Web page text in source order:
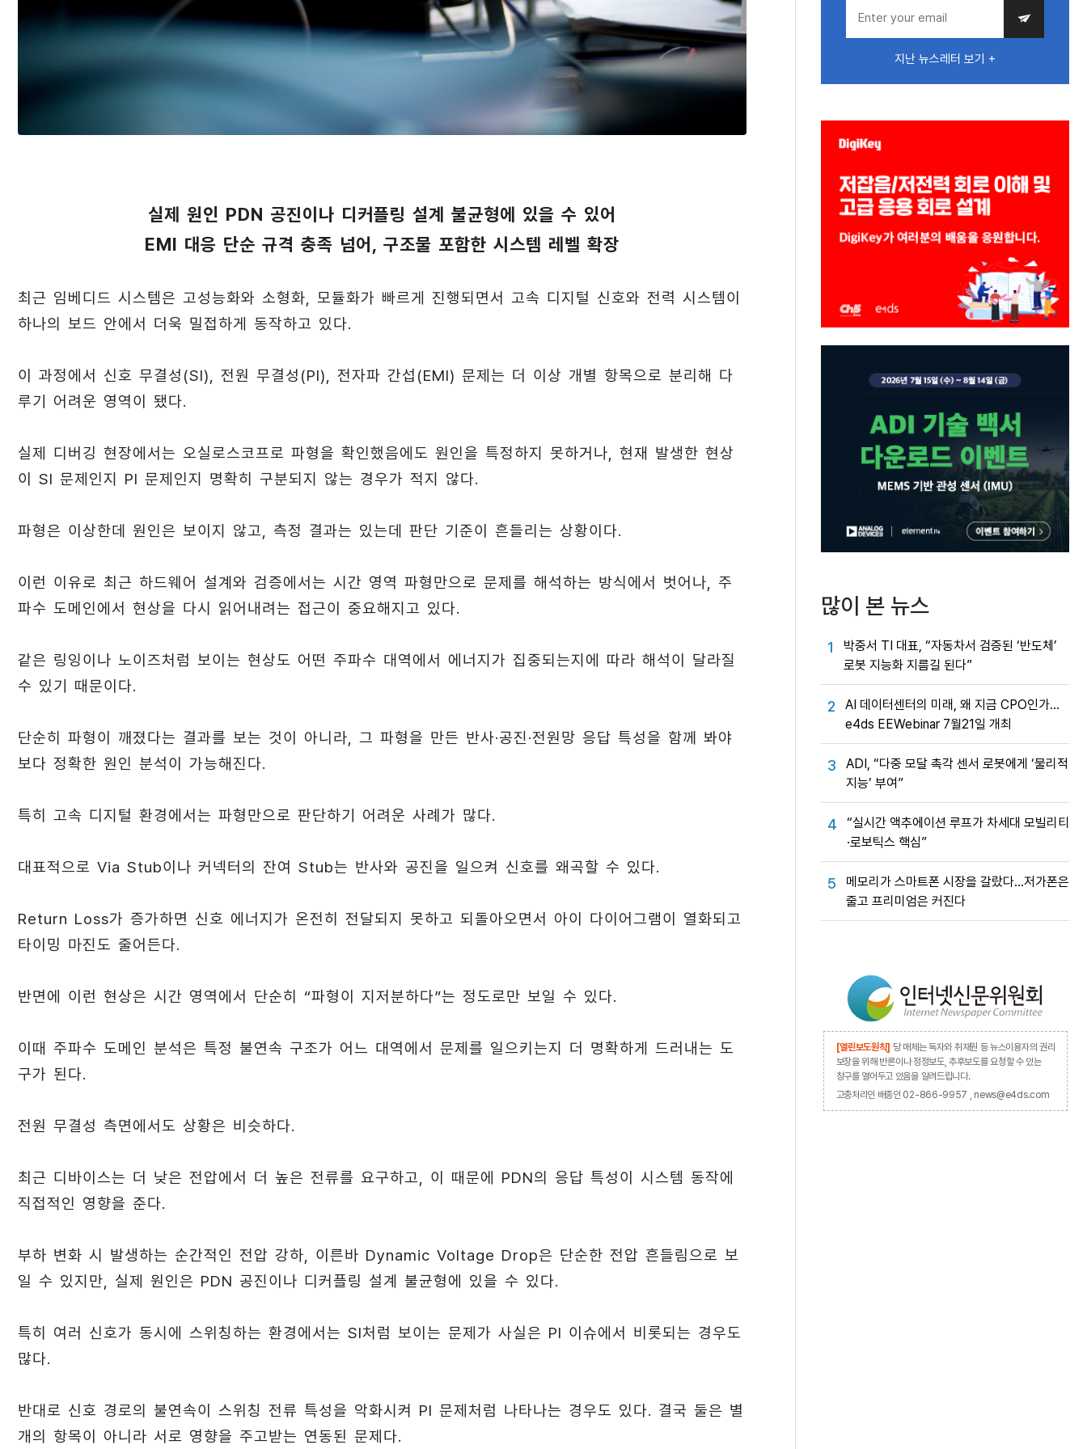
실제 원인 PDN 공진이나 디커플링 설계 불균형에 있을 수 있어
EMI 대응 단순 규격 충족 넘어, 구조물 포함한 시스템 레벨 확장
최근 임베디드 시스템은 고성능화와 소형화, 모듈화가 빠르게 진행되면서 고속 디지털 신호와 전력 시스템이
하나의 보드 안에서 더욱 밀접하게 동작하고 있다.
이 과정에서 신호 무결성(SI), 전원 무결성(PI), 전자파 간섭(EMI) 문제는 더 이상 개별 항목으로 분리해 다
루기 어려운 영역이 됐다.
실제 디버깅 현장에서는 오실로스코프로 파형을 확인했음에도 원인을 특정하지 못하거나, 현재 발생한 현상
이 SI 문제인지 PI 문제인지 명확히 구분되지 않는 경우가 적지 않다.
파형은 이상한데 원인은 보이지 않고, 측정 결과는 있는데 판단 기준이 흔들리는 상황이다.
이런 이유로 최근 하드웨어 설계와 검증에서는 시간 영역 파형만으로 문제를 해석하는 방식에서 벗어나, 주
파수 도메인에서 현상을 다시 읽어내려는 접근이 중요해지고 있다.
같은 링잉이나 노이즈처럼 보이는 현상도 어떤 주파수 대역에서 에너지가 집중되는지에 따라 해석이 달라질
수 있기 때문이다.
단순히 파형이 깨졌다는 결과를 보는 것이 아니라, 그 파형을 만든 반사·공진·전원망 응답 특성을 함께 봐야
보다 정확한 원인 분석이 가능해진다.
특히 고속 디지털 환경에서는 파형만으로 판단하기 어려운 사례가 많다.
대표적으로 Via Stub이나 커넥터의 잔여 Stub는 반사와 공진을 일으켜 신호를 왜곡할 수 있다.
Return Loss가 증가하면 신호 에너지가 온전히 전달되지 못하고 되돌아오면서 아이 다이어그램이 열화되고
타이밍 마진도 줄어든다.
반면에 이런 현상은 시간 영역에서 단순히 “파형이 지저분하다”는 정도로만 보일 수 있다.
이때 주파수 도메인 분석은 특정 불연속 구조가 어느 대역에서 문제를 일으키는지 더 명확하게 드러내는 도
구가 된다.
전원 무결성 측면에서도 상황은 비슷하다.
최근 디바이스는 더 낮은 전압에서 더 높은 전류를 요구하고, 이 때문에 PDN의 응답 특성이 시스템 동작에
직접적인 영향을 준다.
부하 변화 시 발생하는 순간적인 전압 강하, 이른바 Dynamic Voltage Drop은 단순한 전압 흔들림으로 보
일 수 있지만, 실제 원인은 PDN 공진이나 디커플링 설계 불균형에 있을 수 있다.
특히 여러 신호가 동시에 스위칭하는 환경에서는 SI처럼 보이는 문제가 사실은 PI 이슈에서 비롯되는 경우도
많다.
반대로 신호 경로의 불연속이 스위칭 전류 특성을 악화시켜 PI 문제처럼 나타나는 경우도 있다. 결국 둘은 별
개의 항목이 아니라 서로 영향을 주고받는 연동된 문제다.
지난 뉴스레터 보기 +
많이 본 뉴스
1
박중서 TI 대표, “자동차서 검증된 ‘반도체’
로봇 지능화 지름길 된다”
2
AI 데이터센터의 미래, 왜 지금 CPO인가…
e4ds EEWebinar 7월21일 개최
3
ADI, “다중 모달 촉각 센서 로봇에게 ‘물리적
지능’ 부여”
4
“실시간 액추에이션 루프가 차세대 모빌리티
·로보틱스 핵심”
5
메모리가 스마트폰 시장을 갈랐다…저가폰은
줄고 프리미엄은 커진다
[열린보도원칙] 당 매체는 독자와 취재원 등 뉴스이용자의 권리
보장을 위해 반론이나 정정보도, 추후보도를 요청할 수 있는
창구를 열어두고 있음을 알려드립니다.
고충처리인 배종인 02-866-9957 , news@e4ds.com